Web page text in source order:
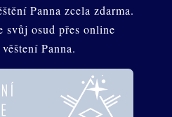
Panna zcela zdarma.
svůj osud přes online
věštení Panna.